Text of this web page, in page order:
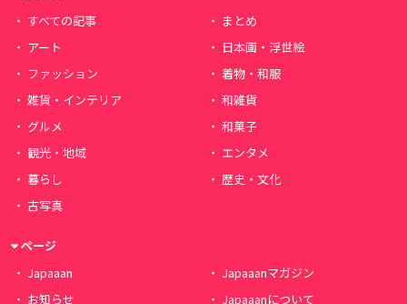
すべての記事
まとめ
アート
日本画・浮世絵
ファッション
着物・和服
雑貨・インテリア
和雑貨
グルメ
和菓子
観光・地域
エンタメ
暮らし
歴史・文化
古写真
ページ
Japaaan
Japaaanマガジン
お知らせ
Japaaanについて